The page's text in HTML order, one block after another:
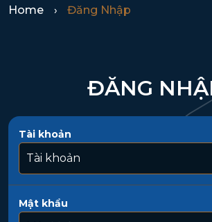
Home Đăng Nhập
ĐĂNG
Tài khoản
Mật khẩu